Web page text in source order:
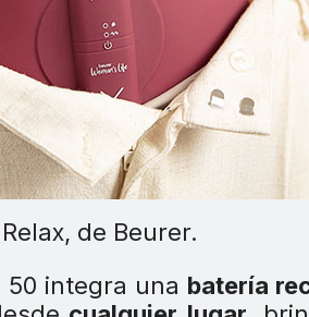
de Beurer.
50 integra una batería